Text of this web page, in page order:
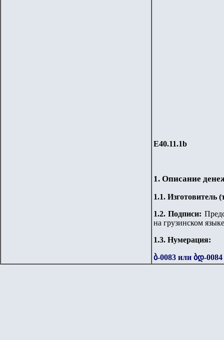
Е40.11.1b
1. Описание
1.1. Изготовитель
1.2. Подписи:
на грузинском
1.3. Нумерация:
ბ-0083 или ბდ-0084